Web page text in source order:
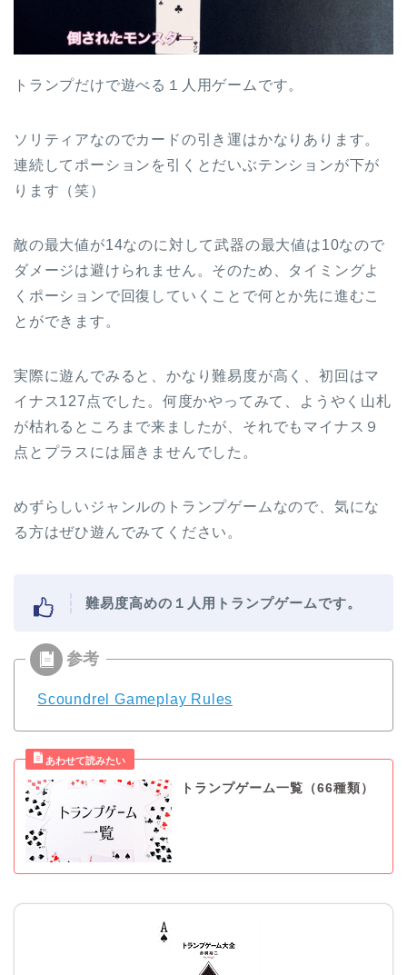
トランプだけで遊べる１人用ゲームです。
ソリティアなのでカードの引き運はかなりあります。
連続してポーションを引くとだいぶテンションが下が
ります（笑）
敵の最大値が14なのに対して武器の最大値は10なので
ダメージは避けられません。そのため、タイミングよ
くポーションで回復していくことで何とか先に進むこ
とができます。
実際に遊んでみると、かなり難易度が高く、初回はマ
イナス127点でした。何度かやってみて、ようやく山札
が枯れるところまで来ましたが、それでもマイナス９
点とプラスには届きませんでした。
めずらしいジャンルのトランプゲームなので、気にな
る方はぜひ遊んでみてください。
難易度高めの１人用トランプゲームです。
Scoundrel Gameplay Rules
トランプゲーム一覧（66種類）